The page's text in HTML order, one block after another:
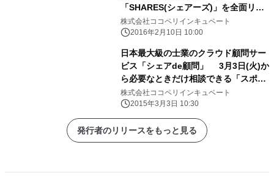
「SHARES(シェアーズ)」を全面リニ
ューアル ～専門家向け機能強化で、
見積募集中の案件に素早くアクセス可
株式会社ココペリインキュベート
2016年2月10日 10:00
日本最大級の士業のクラウド顧問サー
ビス「シェアde顧問」 3月3日(火)か
ら必要なときだけ相談できる「スポッ
ト相談」も対応可能に
株式会社ココペリインキュベート
2015年3月3日 10:30
発行者のリリースをもっと見る